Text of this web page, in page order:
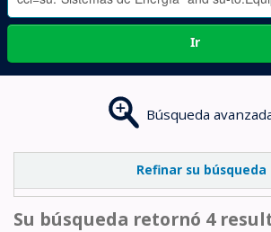
Ir
Búsqueda
Refinar su búsqueda
Su búsqueda retornó 4